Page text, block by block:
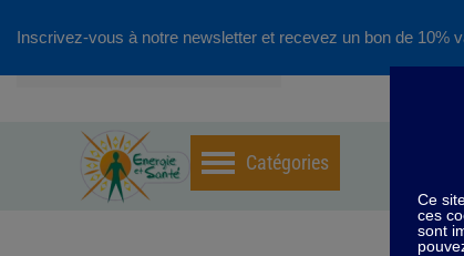
Inscrivez-vous à notre newsletter et recevez un bon de 10%